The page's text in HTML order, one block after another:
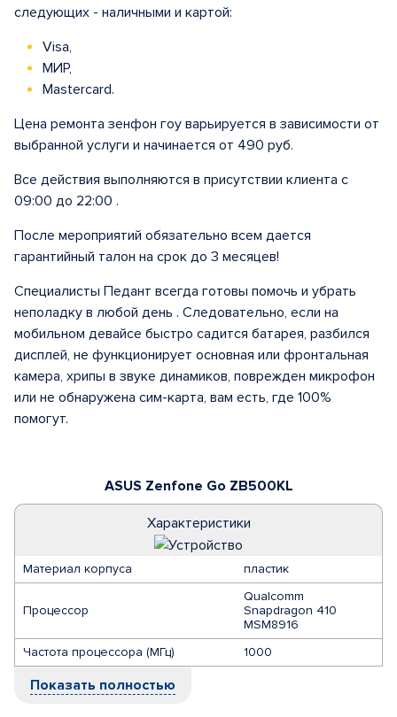
ASUS Zenfone Go ZB500KL
Характеристики
Материал корпуса пластик
Процессор
Qualcomm
Snapdragon 410
MSM8916
Частота процессора (МГц)
1000
Показать полностью
следующих - наличными и картой:
Visa,
МИР,
Mastercard.
Цена ремонта зенфон гоу варьируется в зависимости от
выбранной услуги и начинается от 490 руб.
Все действия выполняются в присутствии клиента с
09:00 до 22:00 .
После мероприятий обязательно всем дается
гарантийный талон на срок до 3 месяцев!
Специалисты Педант всегда готовы помочь и убрать
неполадку в любой день . Следовательно, если на
мобильном девайсе быстро садится батарея, разбился
дисплей, не функционирует основная или фронтальная
камера, хрипы в звуке динамиков, поврежден микрофон
или не обнаружена сим-карта, вам есть, где 100%
помогут.